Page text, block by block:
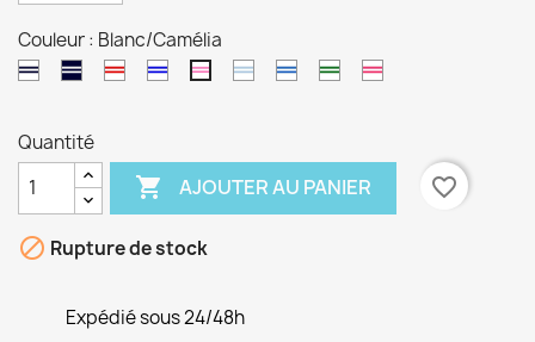
Couleur : Blanc/Camélia
Blanc/Marine
Marine/Blanc
Blanc/Rouge
Blanc/Bugatti
Blanc/Camélia
Blanc/Glacier
Blanc/Océan
Blanc/KakiBlanc/Goji
Quantité
 AJOUTER AU PANIER favorite_border
 Rupture de stock
Expédié sous 24/48h